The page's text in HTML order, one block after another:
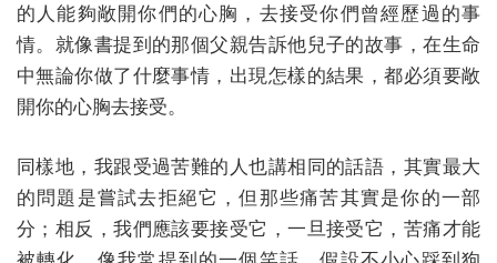
的人能夠敞開你們的心胸，去接受你們曾經歷過的事
情。就像書提到的那個父親告訴他兒子的故事，在生命
中無論你做了什麼事情，出現怎樣的結果，都必須要敞
開你的心胸去接受。
同樣地，我跟受過苦難的人也講相同的話語，其實最大
的問題是嘗試去拒絕它，但那些痛苦其實是你的一部
分；相反，我們應該要接受它，一旦接受它，苦痛才能